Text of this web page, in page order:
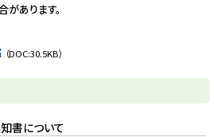
あります。
（DOC:30.5KB）
書について